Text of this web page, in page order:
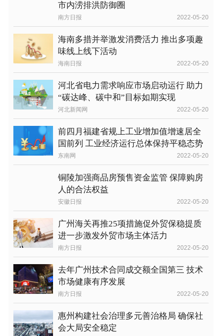
市内涝排洪防御圈
南方日报 2022-05-20
海南多措并举激发消费活力 推出多项趣
味线上线下活动
海南日报 2022-05-20
河北省电力需求响应市场启动运行 助力
“碳达峰、碳中和”目标如期实现
河北新闻网 2022-05-20
前四月福建省规上工业增加值增速居全
国前列 工业经济运行总体保持平稳态势
东南网 2022-05-20
铜陵加强商品房预售资金监管 保障购房
人的合法权益
安徽日报 2022-05-20
广州海关再推25项措施促外贸保稳提质
进一步激发外贸市场主体活力
南方日报 2022-05-20
去年广州技术合同成交额全国第三 技术
市场健康有序发展
南方日报 2022-05-20
惠州构建社会治理多元善治格局 确保社
会大局安全稳定